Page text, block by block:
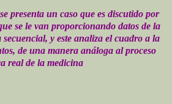
presenta un caso que es discutido por
se le van proporcionando datos de la
y este analiza el cuadro a la
de una manera análoga al proceso
real de la medicina